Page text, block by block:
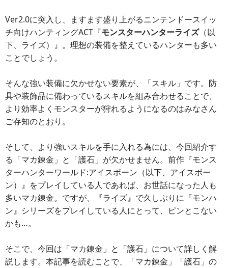
Ver2.0に突入し、ますます盛り上がるニンテンドースイッ
チ向けハンティングACT『モンスターハンターライズ（以
下、ライズ）』。理想の装備を整えているハンターも多い
ことでしょう。
そんな強い装備に欠かせない要素が、「スキル」です。防
具や装飾品に備わっているスキルを組み合わせることで、
より効率よくモンスターが狩れるようになるのはみなさん
ご存知のとおり。
そして、より強いスキルを手に入れる為には、今回紹介す
る「マカ錬金」と「護石」が欠かせません。前作『モンス
ターハンターワールド:アイスボーン（以下、アイスボー
ン）』をプレイしている人であれば、お世話になった人も
多いマカ錬金。ですが、『ライズ』で久しぶりに『モンハ
ン』シリーズをプレイしている人にとって、ピンとこない
かも…。
そこで、今回は「マカ錬金」と「護石」について詳しく解
説します。本記事を読むことで、「マカ錬金」「護石」の